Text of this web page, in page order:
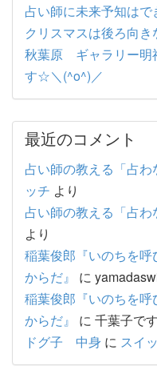
占い師に未来予知はで
クリスマスは後ろ向き
秋葉原 ギャラリー明
す☆＼(^o^)／
最近のコメント
占い師の教える「占わ
ッチ より
占い師の教える「占わ
より
稲葉俊郎『いのちを
からだ』
に
稲葉俊郎『いのちを
からだ』
に 千葉子です
ドグ子 中身 に スイ